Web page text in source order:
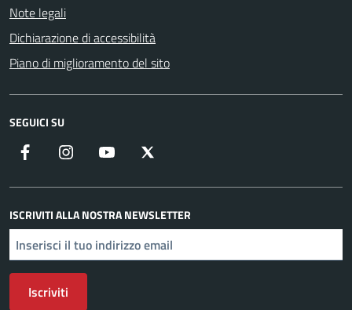
Note legali
Dichiarazione di accessibilità
Piano di miglioramento del sito
SEGUICI SU
Facebook Instagram YouTube
ISCRIVITI ALLA NOSTRA NEWSLETTER